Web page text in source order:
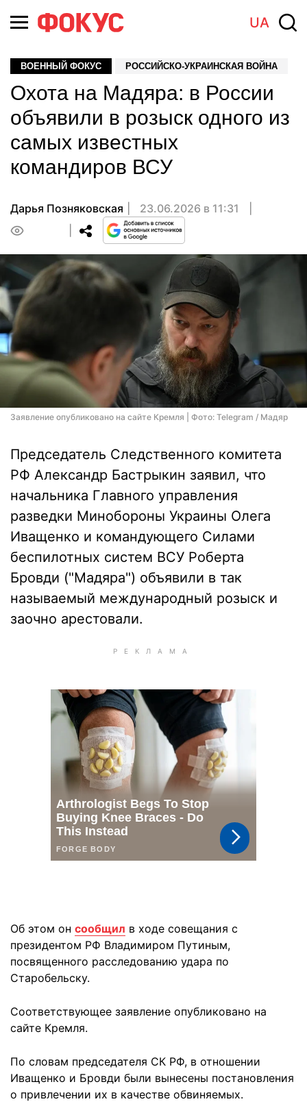
UA
ВОЕННЫЙ ФОКУС РОССИЙСКО-УКРАИНСКАЯ ВОЙНА
Охота на Мадяра: в России
объявили в розыск одного из
самых известных
командиров ВСУ
Дарья Позняковская
23.06.2026 в 11:31
Заявление опубликовано на сайте Кремля | Фото: Telegram / Мадяр
Председатель Следственного комитета
РФ Александр Бастрыкин заявил, что
начальника Главного управления
разведки Минобороны Украины Олега
Иващенко и командующего Силами
беспилотных систем ВСУ Роберта
Бровди ("Мадяра") объявили в так
называемый международный розыск и
заочно арестовали.
Об этом он сообщил в ходе совещания с
президентом РФ Владимиром Путиным,
посвященного расследованию удара по
Старобельску.
Соответствующее заявление опубликовано на
сайте Кремля.
По словам председателя СК РФ, в отношении
Иващенко и Бровди были вынесены постановления
о привлечении их в качестве обвиняемых.